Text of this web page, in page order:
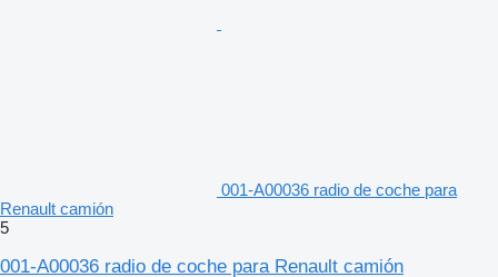
001-A00036 radio de coche para
Renault camión
5
001-A00036 radio de coche para Renault camión